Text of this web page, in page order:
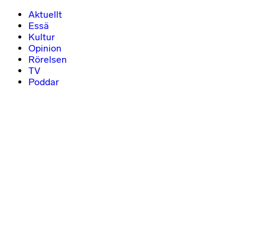
Aktuellt
Essä
Kultur
Opinion
Rörelsen
TV
Poddar